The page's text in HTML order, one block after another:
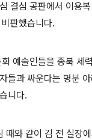
결심 공판에서 이용
판했습니다.
예술인들을 종북 세
들과 싸운다는 명분
니다.
때와 같이 김 전 실장